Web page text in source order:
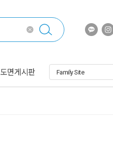
도면게시판